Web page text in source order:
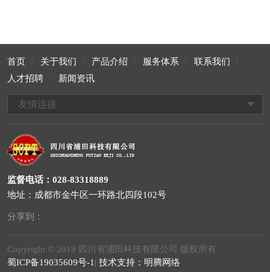
首页 关于我们 产品介绍 服务体系
联系我们
人才招聘
新闻资讯
友情连接
监督电话：028-83318889
地址：成都市金牛区一环路北四段102号
分享到：
Copyright © 2019 四川省浦田科技有限公司 版权所有
蜀ICP备19035609号-1 | 技术支持：明腾网络